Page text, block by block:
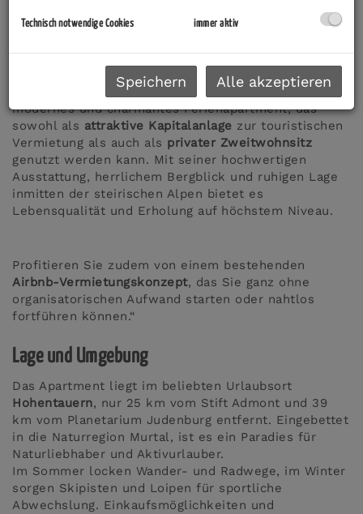
Hideaway , Hohentauern
Triebenstein Hideaway in Hohentauern ist ein
modernes und charmantes Ferienapartment, das
sowohl als attraktive Kapitalanlage zur touristischen
Vermietung als auch als privater Zweitwohnsitz
genutzt werden kann. Mit seiner hochwertigen
Ausstattung, herrlichem Bergblick und ruhigen Lage
inmitten der steirischen Alpen bietet es
Lebensqualität und Erholung auf höchstem Niveau.
Profitieren Sie zudem von einem bestehenden
Airbnb-Vermietungskonzept, das Sie ganz ohne
organisatorischen Aufwand starten oder nahtlos
fortführen können.“
Lage und Umgebung
Das Apartment liegt im beliebten Urlaubsort
Hohentauern, nur 25 km vom Stift Admont und 39
km vom Planetarium Judenburg entfernt. Eingebettet
in die Naturregion Murtal, ist es ein Paradies für
Naturliebhaber und Aktivurlauber.
Im Sommer locken Wander- und Radwege, im Winter
sorgen Skipisten und Loipen für sportliche
Abwechslung. Einkaufsmöglichkeiten und
Technisch notwendige Cookies immer aktiv
Speichern Alle akzeptieren